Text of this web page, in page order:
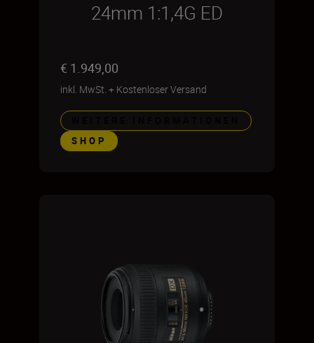
24mm 1:1,4G ED
€ 1.949,00
inkl. MwSt. + Kostenloser Versand
SHOP